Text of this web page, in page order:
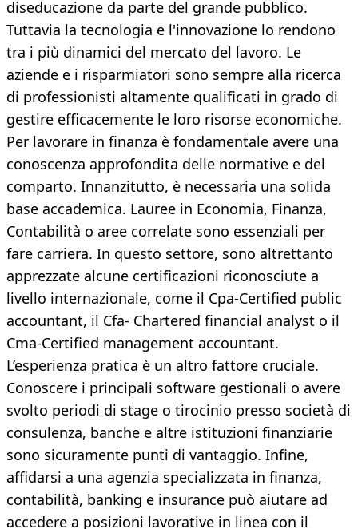
diseducazione da parte del grande pubblico.
Tuttavia la tecnologia e l'innovazione lo rendono
tra i più dinamici del mercato del lavoro. Le
aziende e i risparmiatori sono sempre alla ricerca
di professionisti altamente qualificati in grado di
gestire efficacemente le loro risorse economiche.
Per lavorare in finanza è fondamentale avere una
conoscenza approfondita delle normative e del
comparto. Innanzitutto, è necessaria una solida
base accademica. Lauree in Economia, Finanza,
Contabilità o aree correlate sono essenziali per
fare carriera. In questo settore, sono altrettanto
apprezzate alcune certificazioni riconosciute a
livello internazionale, come il Cpa-Certified public
accountant, il Cfa- Chartered financial analyst o il
Cma-Certified management accountant.
L’esperienza pratica è un altro fattore cruciale.
Conoscere i principali software gestionali o avere
svolto periodi di stage o tirocinio presso società di
consulenza, banche e altre istituzioni finanziarie
sono sicuramente punti di vantaggio. Infine,
affidarsi a una agenzia specializzata in finanza,
contabilità, banking e insurance può aiutare ad
accedere a posizioni lavorative in linea con il